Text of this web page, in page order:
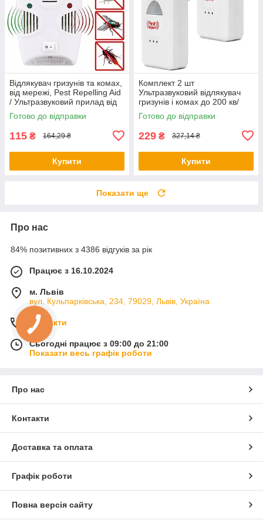
Відлякувач гризунів та комах,
від мережі, Pest Repelling Aid
/ Ультразвуковий прилад від
шкідників
Готово до відправки
115 ₴ 164,29 ₴
Купити
Комплект 2 шт
Ультразвуковий відлякувач
гризунів і комах до 200 кв/
Електронний відлякувач
мишей
Готово до відправки
229 ₴ 327,14 ₴
Купити
Показати ще
Про нас
84% позитивних з 4386 відгуків за рік
Працює з 16.10.2024
м. Львів
вул. Кульпарківська, 234, 79029, Львів, Україна
Контакти
Сьогодні працює з 09:00 до 21:00
Показати весь графік роботи
Про нас
Контакти
Доставка та оплата
Графік роботи
Повна версія сайту